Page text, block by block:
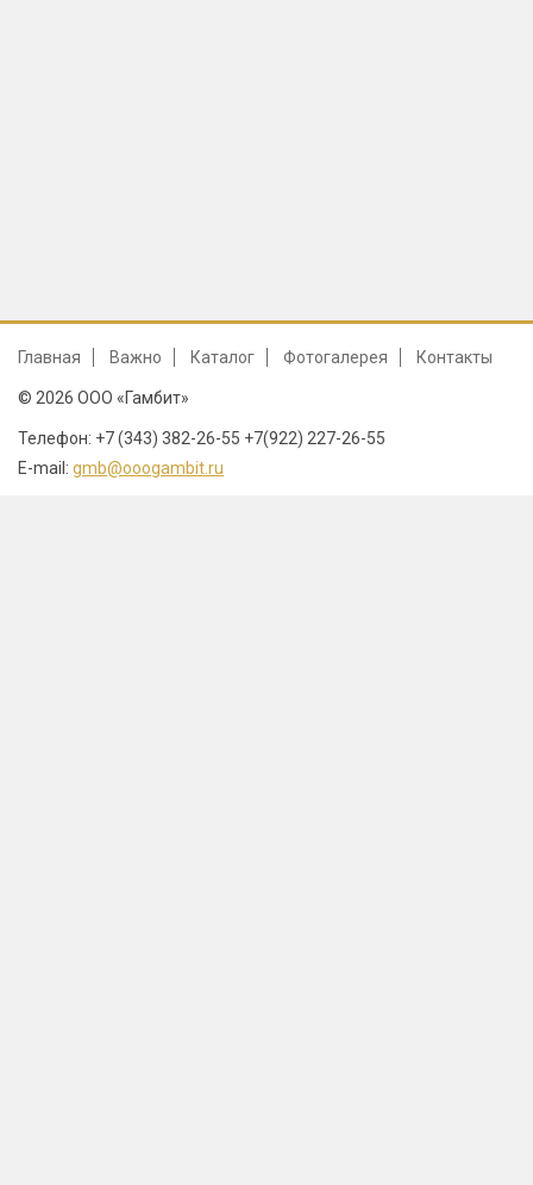
Главная Важно Каталог Фотогалерея Контакты
© 2026 ООО «Гамбит»
Телефон: +7 (343) 382-26-55 +7(922) 227-26-55
E-mail: gmb@ooogambit.ru